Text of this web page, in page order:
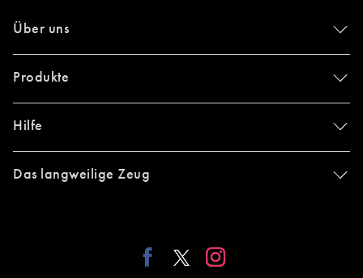
Über uns
Produkte
Hilfe
Das langweilige Zeug